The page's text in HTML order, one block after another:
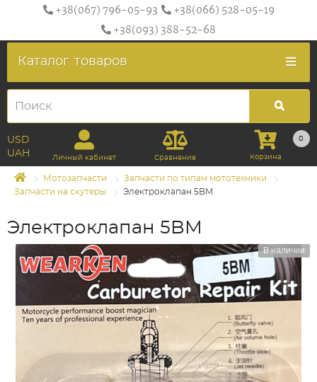
+38(067) 796-05-93
+38(066) 528-05-19
+38(093) 388-52-68
Каталог товаров
USD
UAH
Личный кабинет Сравнение
0
Корзина
Мотозапчасти
Запчасти по типам мототехники
Запчасти на скутеры
Электроклапан 5BM
Электроклапан 5BM
В наличии